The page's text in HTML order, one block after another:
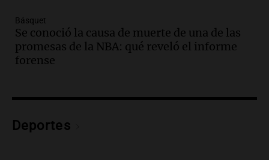
Audio.
edificios y una casa del estudiante para
jóvenes de la región
Panorama Federal
Audio.Preparativos finales para la gran
Bulaya este sábado
Básquet
Se conoció la causa de muerte de una de las
promesas de la NBA: qué reveló el informe
forense
Deportes